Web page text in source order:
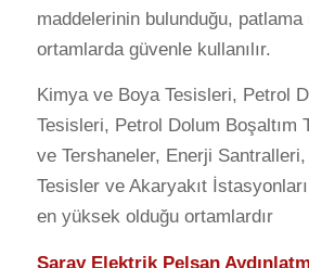
maddelerinin bulunduğu,
ortamlarda güvenle kullanılır.
Kimya ve Boya Tesisleri, Petrol
Tesisleri, Petrol Dolum Boşaltım
ve Tershaneler, Enerji
Tesisler ve Akaryakıt
en yüksek olduğu ortamlardır
Saray Elektrik Pelsan